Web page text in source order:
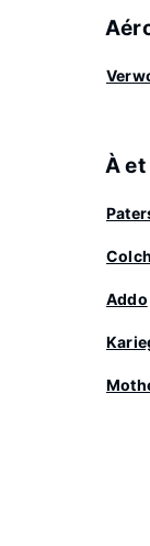
À
Addo